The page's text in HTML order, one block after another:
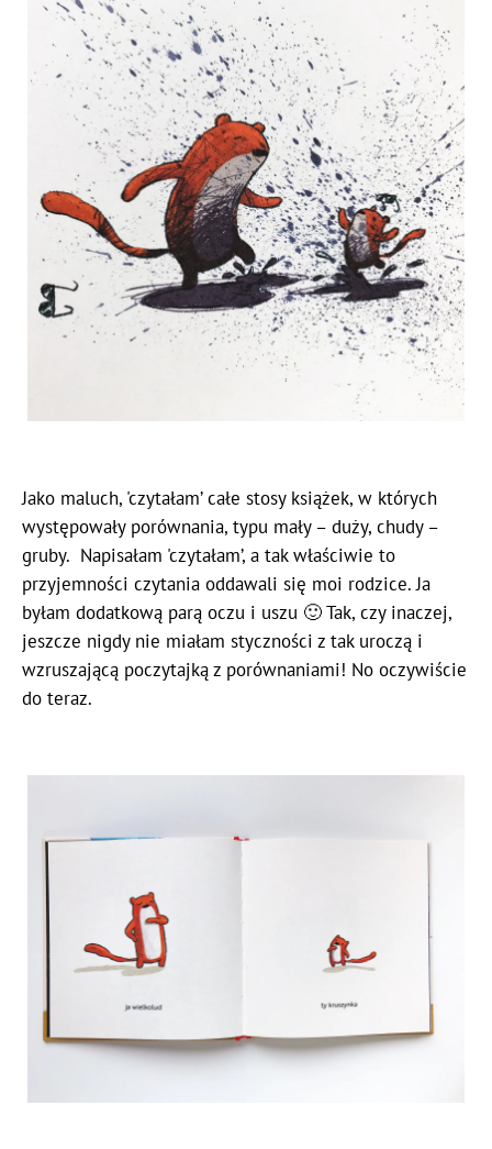
Jako maluch, 'czytałam’ całe stosy książek, w których
występowały porównania, typu mały – duży, chudy –
gruby. Napisałam 'czytałam’, a tak właściwie to
przyjemności czytania oddawali się moi rodzice. Ja
byłam dodatkową parą oczu i uszu 🙂 Tak, czy inaczej,
jeszcze nigdy nie miałam styczności z tak uroczą i
wzruszającą poczytajką z porównaniami! No oczywiście
do teraz.